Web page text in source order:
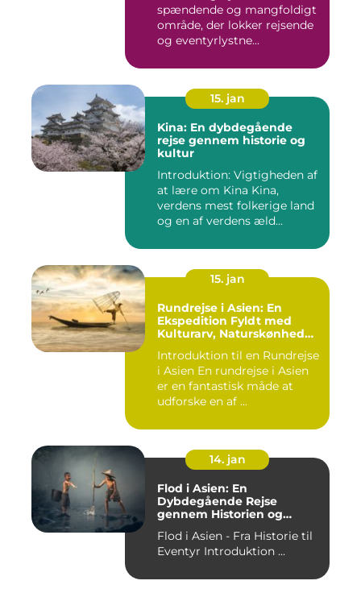
spændende og mangfoldigt
område, der lokker rejsende
og eventyrlystne...
15. jan
Kina: En dybdegående
rejse gennem historie og
kultur
Introduktion: Vigtigheden af
at lære om Kina Kina,
verdens mest folkerige land
og en af verdens æld...
15. jan
Rundrejse i Asien: En
Ekspedition Fyldt med
Kulturarv, Naturskønhed
Introduktion til en Rundrejse
i Asien En rundrejse i Asien
er en fantastisk måde at
udforske en af ...
14. jan
Flod i Asien: En
Dybdegående Rejse
gennem Historien og
Flod i Asien - Fra Historie til
Eventyr Introduktion ...